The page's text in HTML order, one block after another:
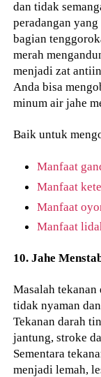
dan tidak
peradangan
bagian
merah
menjadi zat
Anda bisa
minum air jahe
Baik untuk
Manfaat
Manfaat
Manfaat
Manfaat
10. Jahe
Masalah
tidak nyaman
Tekanan darah
jantung, stroke
Sementara
menjadi lemah,